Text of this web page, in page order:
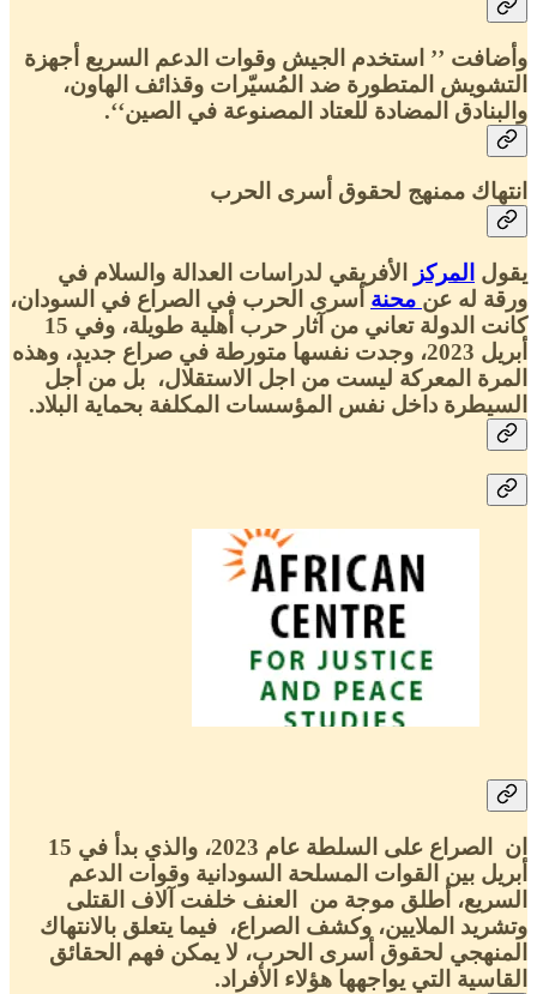
وأضافت ’’ استخدم الجيش وقوات الدعم السريع أجهزة
التشويش المتطورة ضد المُسيّرات وقذائف الهاون،
والبنادق المضادة للعتاد المصنوعة في الصين‘‘.
انتهاك ممنهج لحقوق أسرى الحرب
يقول المركز
الأفريقي لدراسات العدالة والسلام في
ورقة له عن محنة أسرى الحرب في الصراع في السودان،
كانت الدولة تعاني من آثار حرب أهلية طويلة، وفي 15
أبريل 2023، وجدت نفسها متورطة في صراع جديد، وهذه
المرة المعركة ليست من اجل الاستقلال، بل من أجل
السيطرة داخل نفس المؤسسات المكلفة بحماية البلاد.
ان الصراع على السلطة عام 2023، والذي بدأ في 15
أبريل بين القوات المسلحة السودانية وقوات الدعم
السريع، أطلق موجة من العنف خلفت آلاف القتلى
وتشريد الملايين، وكشف الصراع، فيما يتعلق بالانتهاك
المنهجي لحقوق أسرى الحرب، لا يمكن فهم الحقائق
القاسية التي يواجهها هؤلاء الأفراد.